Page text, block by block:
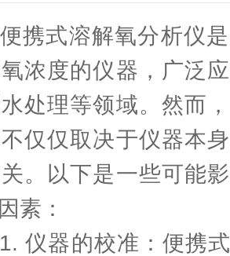
式溶解氧分析仪是
浓度的仪器，广泛
处理等领域。然而
仅仅取决于仪器本
。以下是一些可能
素：
器的校准：便携式